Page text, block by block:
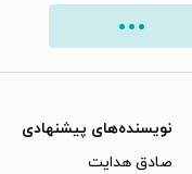
نویسنده‌های پیشنهادی
صادق هدایت